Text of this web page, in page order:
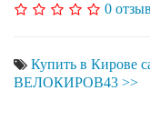
0
Купить в Кирове
ВЕЛОКИРОВ43 >>